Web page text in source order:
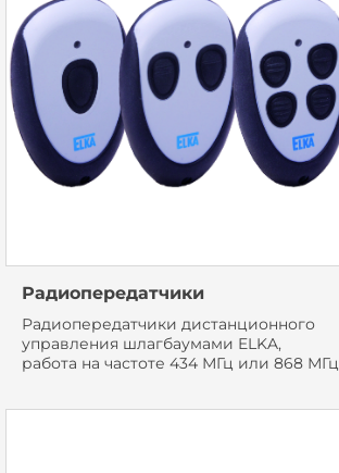
Радиопередатчики
Радиопередатчики дистанционного
управления шлагбаумами ELKA,
работа на частоте 434 МГц или 868 МГц